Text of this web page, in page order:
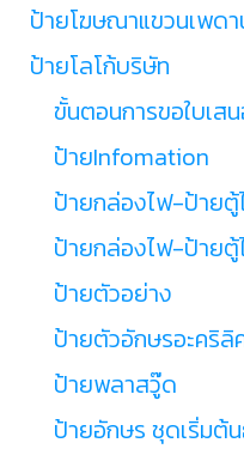
ป้ายโฆษณาแขวนเพด
ป้ายโลโก้บริษัท
ขั้นตอนการขอใบเส
ป้ายInfomation
ป้ายกล่องไฟ-ป้าย
ป้ายกล่องไฟ-ป้าย
ป้ายตัวอย่าง
ป้ายตัวอักษรอะคริลิ
ป้ายพลาสวู๊ด
ป้ายอักษร ชุดเริ่มต้